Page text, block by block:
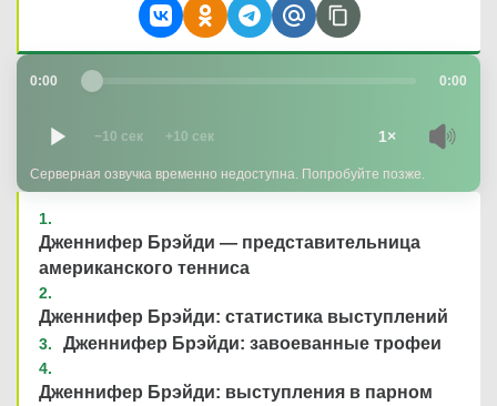
0:00 0:00
−10 сек +10 сек 1×
Серверная озвучка временно недоступна. Попробуйте позже.
Дженнифер Брэйди — представительница
американского тенниса
Дженнифер Брэйди: статистика выступлений
Дженнифер Брэйди: завоеванные трофеи
Дженнифер Брэйди: выступления в парном